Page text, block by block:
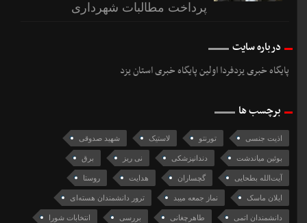
پرداخت مطالبات شهرداری
درباره سایت
پایگاه خبری یزدفردا اولین پایگاه خبری استان یزد
برچسب ها
اذیت جنسی تورنتو لاستیک شهید صدوقی
بوئین میاندشت دندانپزشکی نی ریز برق
آیت‌الله بطحایی گچساران هدایت روستا
ایلان ماسک نماز جمعه میبد ترور دانشمندان هسته‌ای
دانشمندان اتمی طاهرچغانی بررسی انتخابات شورا